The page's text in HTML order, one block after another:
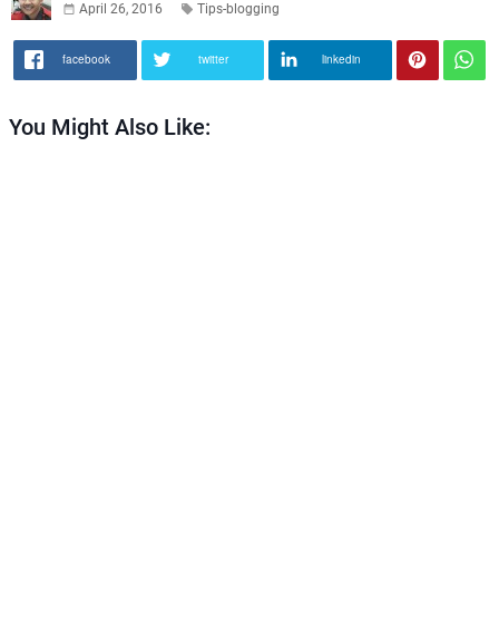
April 26, 2016
Tips-blogging
facebook twitter linkedin
You Might Also Like: